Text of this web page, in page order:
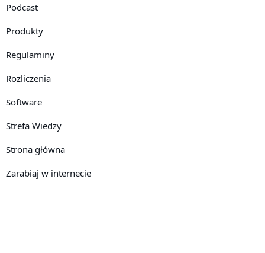
Podcast
Produkty
Regulaminy
Rozliczenia
Software
Strefa Wiedzy
Strona główna
Zarabiaj w internecie